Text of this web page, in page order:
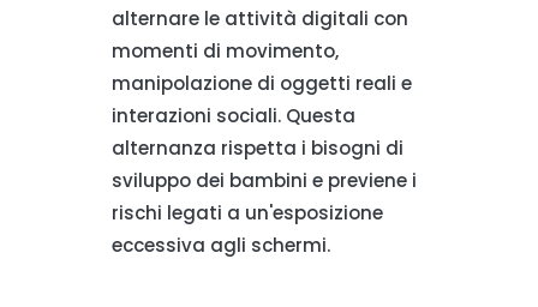
alternare le attività digitali con
momenti di movimento,
manipolazione di oggetti reali e
interazioni sociali. Questa
alternanza rispetta i bisogni di
sviluppo dei bambini e previene i
rischi legati a un'esposizione
eccessiva agli schermi.